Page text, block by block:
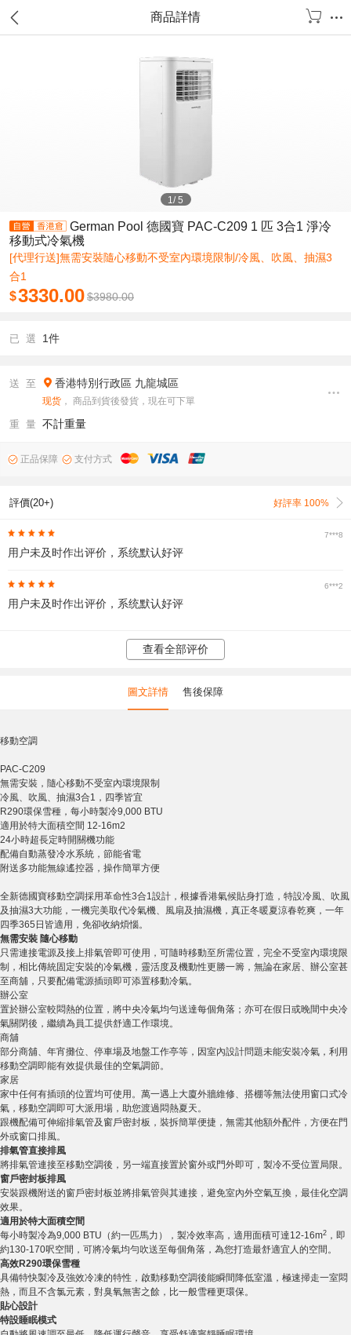
商品詳情
1/5
German Pool 德國寶 PAC-C209 1 匹 3合1 淨冷
移動式冷氣機
[代理行送]無需安裝隨心移動不受室內環境限制/冷風、吹風、抽濕3
合1
$3330.00$3980.00
已 選 1件
送 至 香港特別行政區 九龍城區
现货 ， 商品到貨後發貨，現在可下單
重 量 不計重量
正品保障 支付方式
評價(20+) 好評率 100%
7***8
用户未及时作出评价，系统默认好评
6***2
用户未及时作出评价，系统默认好评
查看全部评价
圖文詳情 售後保障
移動空調
PAC-C209
無需安裝，隨心移動不受室內環境限制
冷風、吹風、抽濕3合1，四季皆宜
R290環保雪種，每小時製冷9,000 BTU
適用於特大面積空間 12-16m2
24小時超長定時開關機功能
配備自動蒸發冷水系統，節能省電
附送多功能無線遙控器，操作簡單方便
全新德國寶移動空調採用革命性3合1設計，根據香港氣候貼身打造，特設冷風、吹風
及抽濕3大功能，一機完美取代冷氣機、風扇及抽濕機，真正冬暖夏涼春乾爽，一年
四季365日皆適用，免卻收納煩惱。
無需安裝 隨心移動
只需連接電源及接上排氣管即可使用，可隨時移動至所需位置，完全不受室內環境限
制，相比傳統固定安裝的冷氣機，靈活度及機動性更勝一籌，無論在家居、辦公室甚
至商舖，只要配備電源插頭即可添置移動冷氣。
辦公室
置於辦公室較悶熱的位置，將中央冷氣均勻送達每個角落；亦可在假日或晚間中央冷
氣關閉後，繼續為員工提供舒適工作環境。
商舖
部分商舖、年宵攤位、停車場及地盤工作亭等，因室內設計問題未能安裝冷氣，利用
移動空調即能有效提供最佳的空氣調節。
家居
家中任何有插頭的位置均可使用。萬一遇上大廈外牆維修、搭棚等無法使用窗口式冷
氣，移動空調即可大派用場，助您渡過悶熱夏天。
跟機配備可伸縮排氣管及窗戶密封板，裝拆簡單便捷，無需其他額外配件，方便在門
外或窗口排風。
排氣管直接排風
將排氣管連接至移動空調後，另一端直接置於窗外或門外即可，製冷不受位置局限。
窗戶密封板排風
安裝跟機附送的窗戶密封板並將排氣管與其連接，避免室內外空氣互換，最佳化空調
效果。
適用於特大面積空間
每小時製冷為9,000 BTU（約一匹馬力），製冷效率高，適用面積可達12-16m2 ，即
約130-170呎空間，可將冷氣均勻吹送至每個角落，為您打造最舒適宜人的空間。
高效R290環保雪種
具備特快製冷及強效冷凍的特性，啟動移動空調後能瞬間降低室溫，極速掃走一室悶
熱，而且不含氯元素，對臭氧無害之餘，比一般雪種更環保。
貼心設計
特設睡眠模式